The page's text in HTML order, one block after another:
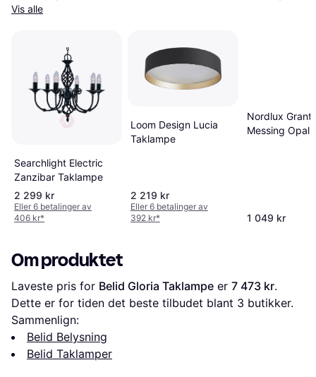
Vis alle
Searchlight Electric
Zanzibar Taklampe
2 299 kr
Eller 6 betalinger av
406 kr*
Loom Design Lucia
Taklampe
2 219 kr
Eller 6 betalinger av
392 kr*
Nordlux Grant
Messing Opal
1 049 kr
Om produktet
Laveste pris for Belid Gloria Taklampe er 7 473 kr.
Dette er for tiden det beste tilbudet blant 3 butikker.
Sammenlign:
Belid Belysning
Belid Taklamper